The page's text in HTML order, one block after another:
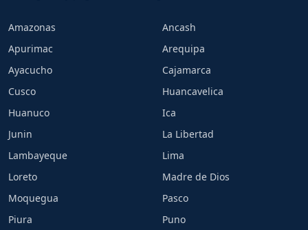
Amazonas
Ancash
Apurimac
Arequipa
Ayacucho
Cajamarca
Cusco
Huancavelica
Huanuco
Ica
Junin
La Libertad
Lambayeque
Lima
Loreto
Madre de Dios
Moquegua
Pasco
Piura
Puno